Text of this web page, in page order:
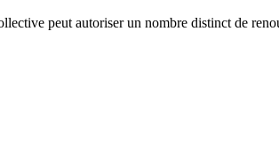
peut autoriser un nombre distinct de